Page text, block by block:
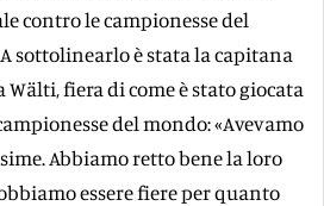
contro le campionesse del
sottolinearlo è stata la capitana
Wälti, fiera di come è stato giocata
del mondo: «Avevamo
Abbiamo retto bene la loro
essere fiere per quanto